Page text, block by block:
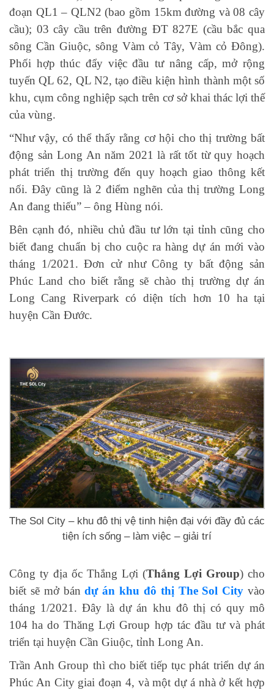
đoạn QL1 – QLN2 (bao gồm 15km đường và 08 cây
cầu); 03 cây cầu trên đường ĐT 827E (cầu bắc qua
sông Cần Giuộc, sông Vàm cỏ Tây, Vàm cỏ Đông).
Phối hợp thúc đẩy việc đầu tư nâng cấp, mở rộng
tuyến QL 62, QL N2, tạo điều kiện hình thành một số
khu, cụm công nghiệp sạch trên cơ sở khai thác lợi thế
của vùng.
“Như vậy, có thể thấy rằng cơ hội cho thị trường bất
động sản Long An năm 2021 là rất tốt từ quy hoạch
phát triển thị trường đến quy hoạch giao thông kết
nối. Đây cũng là 2 điểm nghẽn của thị trường Long
An đang thiếu” – ông Hùng nói.
Bên cạnh đó, nhiều chủ đầu tư lớn tại tỉnh cũng cho
biết đang chuẩn bị cho cuộc ra hàng dự án mới vào
tháng 1/2021. Đơn cử như Công ty bất động sản
Phúc Land cho biết rằng sẽ chào thị trường dự án
Long Cang Riverpark có diện tích hơn 10 ha tại
huyện Cần Đước.
The Sol City – khu đô thị vệ tinh hiện đại với đầy đủ các
tiện ích sống – làm việc – giải trí
Công ty địa ốc Thắng Lợi (Thắng Lợi Group) cho
biết sẽ mở bándự án khu đô thị The Sol City vào
tháng 1/2021. Đây là dự án khu đô thị có quy mô
104 ha do Thăng Lợi Group hợp tác đầu tư và phát
triển tại huyện Cần Giuộc, tỉnh Long An.
Trần Anh Group thì cho biết tiếp tục phát triển dự án
Phúc An City giai đoạn 4, và một dự á nhà ở kết hợp